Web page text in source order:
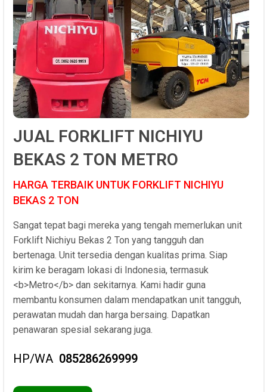
JUAL FORKLIFT NICHIYU
BEKAS 2 TON METRO
HARGA TERBAIK UNTUK FORKLIFT NICHIYU
BEKAS 2 TON
Sangat tepat bagi mereka yang tengah memerlukan unit
Forklift Nichiyu Bekas 2 Ton yang tangguh dan
bertenaga. Unit tersedia dengan kualitas prima. Siap
kirim ke beragam lokasi di Indonesia, termasuk
<b>Metro</b> dan sekitarnya. Kami hadir guna
membantu konsumen dalam mendapatkan unit tangguh,
perawatan mudah dan harga bersaing. Dapatkan
penawaran spesial sekarang juga.
HP/WA 085286269999